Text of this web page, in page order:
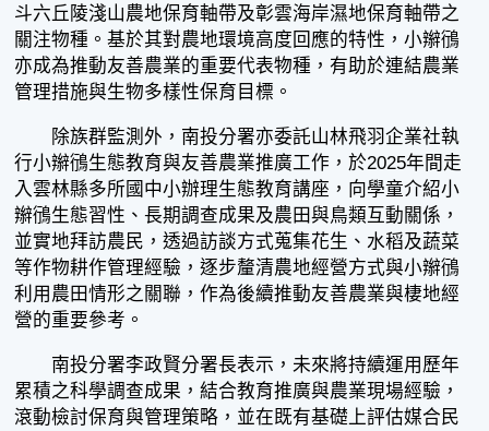
斗六丘陵淺山農地保育軸帶及彰雲海岸濕地保育軸帶之
關注物種。基於其對農地環境高度回應的特性，小辮鴴
亦成為推動友善農業的重要代表物種，有助於連結農業
管理措施與生物多樣性保育目標。
除族群監測外，南投分署亦委託山林飛羽企業社執
行小辮鴴生態教育與友善農業推廣工作，於2025年間走
入雲林縣多所國中小辦理生態教育講座，向學童介紹小
辮鴴生態習性、長期調查成果及農田與鳥類互動關係，
並實地拜訪農民，透過訪談方式蒐集花生、水稻及蔬菜
等作物耕作管理經驗，逐步釐清農地經營方式與小辮鴴
利用農田情形之關聯，作為後續推動友善農業與棲地經
營的重要參考。
南投分署李政賢分署長表示，未來將持續運用歷年
累積之科學調查成果，結合教育推廣與農業現場經驗，
滾動檢討保育與管理策略，並在既有基礎上評估媒合民